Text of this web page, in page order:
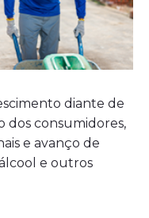
diante de
consumidores,
e avanço de
e outros